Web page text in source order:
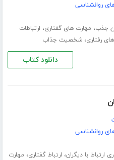
روانشناسی
جذب، مهارت های گفتاری، ارتباطات
رفتاری،شخصیت جذاب
دانلود کتاب
روانشناسی
ارتباط با دیگران، ارتباط گفتاری، مهارت